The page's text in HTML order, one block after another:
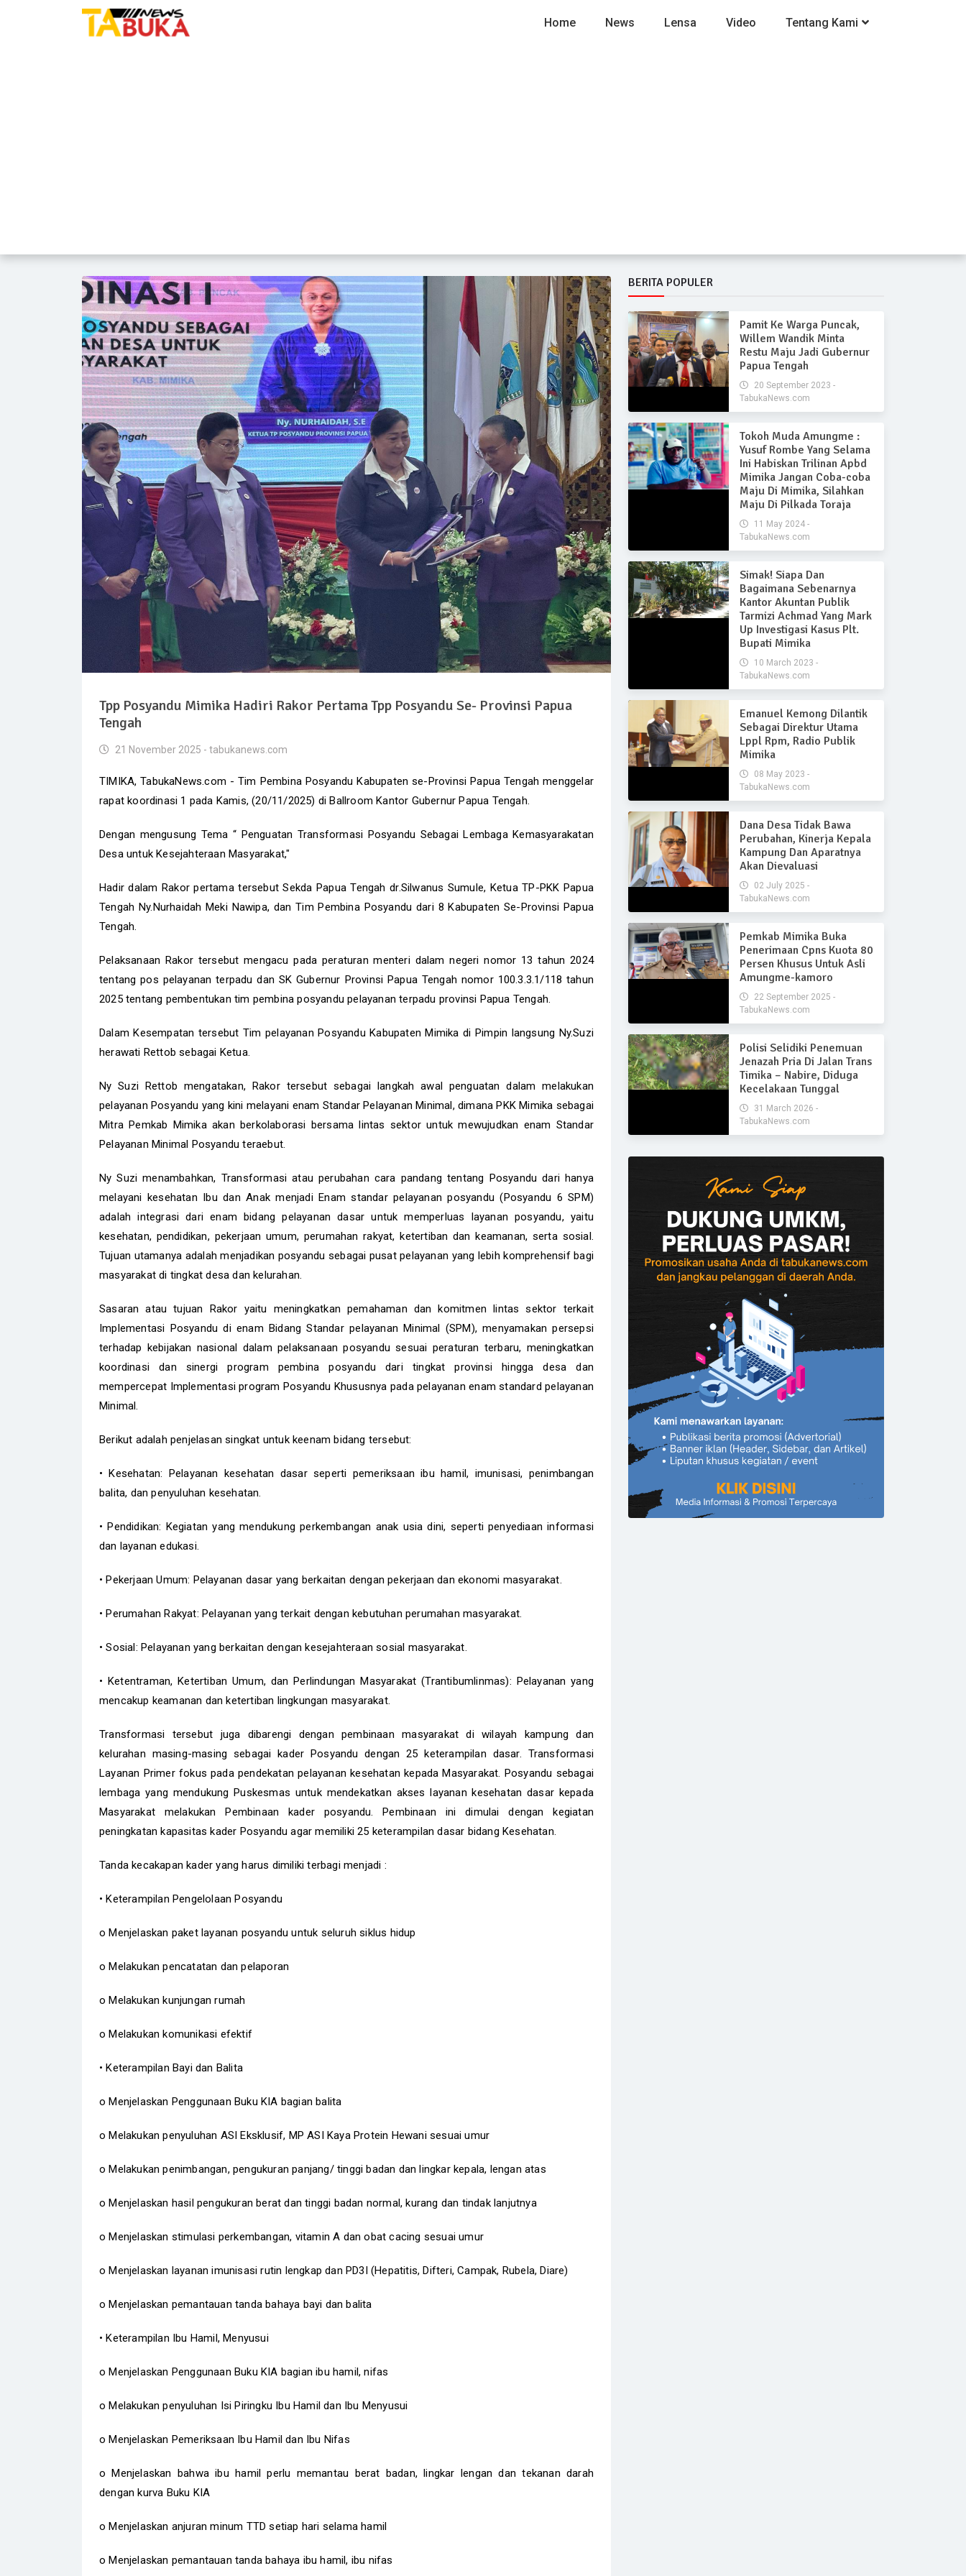
Home News Lensa Video Tentang Kami
Tpp Posyandu Mimika Hadiri Rakor Pertama Tpp Posyandu Se- Provinsi Papua
Tengah
21 November 2025 - tabukanews.com
TIMIKA, TabukaNews.com - Tim Pembina Posyandu Kabupaten se-Provinsi Papua Tengah menggelar
rapat koordinasi 1 pada Kamis, (20/11/2025) di Ballroom Kantor Gubernur Papua Tengah.
Dengan mengusung Tema “ Penguatan Transformasi Posyandu Sebagai Lembaga Kemasyarakatan
Desa untuk Kesejahteraan Masyarakat,"
Hadir dalam Rakor pertama tersebut Sekda Papua Tengah dr.Silwanus Sumule, Ketua TP-PKK Papua
Tengah Ny.Nurhaidah Meki Nawipa, dan Tim Pembina Posyandu dari 8 Kabupaten Se-Provinsi Papua
Tengah.
Pelaksanaan Rakor tersebut mengacu pada peraturan menteri dalam negeri nomor 13 tahun 2024
tentang pos pelayanan terpadu dan SK Gubernur Provinsi Papua Tengah nomor 100.3.3.1/118 tahun
2025 tentang pembentukan tim pembina posyandu pelayanan terpadu provinsi Papua Tengah.
Dalam Kesempatan tersebut Tim pelayanan Posyandu Kabupaten Mimika di Pimpin langsung Ny.Suzi
herawati Rettob sebagai Ketua.
Ny Suzi Rettob mengatakan, Rakor tersebut sebagai langkah awal penguatan dalam melakukan
pelayanan Posyandu yang kini melayani enam Standar Pelayanan Minimal, dimana PKK Mimika sebagai
Mitra Pemkab Mimika akan berkolaborasi bersama lintas sektor untuk mewujudkan enam Standar
Pelayanan Minimal Posyandu teraebut.
Ny Suzi menambahkan, Transformasi atau perubahan cara pandang tentang Posyandu dari hanya
melayani kesehatan Ibu dan Anak menjadi Enam standar pelayanan posyandu (Posyandu 6 SPM)
adalah integrasi dari enam bidang pelayanan dasar untuk memperluas layanan posyandu, yaitu
kesehatan, pendidikan, pekerjaan umum, perumahan rakyat, ketertiban dan keamanan, serta sosial.
Tujuan utamanya adalah menjadikan posyandu sebagai pusat pelayanan yang lebih komprehensif bagi
masyarakat di tingkat desa dan kelurahan.
Sasaran atau tujuan Rakor yaitu meningkatkan pemahaman dan komitmen lintas sektor terkait
Implementasi Posyandu di enam Bidang Standar pelayanan Minimal (SPM), menyamakan persepsi
terhadap kebijakan nasional dalam pelaksanaan posyandu sesuai peraturan terbaru, meningkatkan
koordinasi dan sinergi program pembina posyandu dari tingkat provinsi hingga desa dan
mempercepat Implementasi program Posyandu Khususnya pada pelayanan enam standard pelayanan
Minimal.
Berikut adalah penjelasan singkat untuk keenam bidang tersebut:
• Kesehatan: Pelayanan kesehatan dasar seperti pemeriksaan ibu hamil, imunisasi, penimbangan
balita, dan penyuluhan kesehatan.
• Pendidikan: Kegiatan yang mendukung perkembangan anak usia dini, seperti penyediaan informasi
dan layanan edukasi.
• Pekerjaan Umum: Pelayanan dasar yang berkaitan dengan pekerjaan dan ekonomi masyarakat.
• Perumahan Rakyat: Pelayanan yang terkait dengan kebutuhan perumahan masyarakat.
• Sosial: Pelayanan yang berkaitan dengan kesejahteraan sosial masyarakat.
• Ketentraman, Ketertiban Umum, dan Perlindungan Masyarakat (Trantibumlinmas): Pelayanan yang
mencakup keamanan dan ketertiban lingkungan masyarakat.
Transformasi tersebut juga dibarengi dengan pembinaan masyarakat di wilayah kampung dan
kelurahan masing-masing sebagai kader Posyandu dengan 25 keterampilan dasar. Transformasi
Layanan Primer fokus pada pendekatan pelayanan kesehatan kepada Masyarakat. Posyandu sebagai
lembaga yang mendukung Puskesmas untuk mendekatkan akses layanan kesehatan dasar kepada
Masyarakat melakukan Pembinaan kader posyandu. Pembinaan ini dimulai dengan kegiatan
peningkatan kapasitas kader Posyandu agar memiliki 25 keterampilan dasar bidang Kesehatan.
Tanda kecakapan kader yang harus dimiliki terbagi menjadi :
• Keterampilan Pengelolaan Posyandu
o Menjelaskan paket layanan posyandu untuk seluruh siklus hidup
o Melakukan pencatatan dan pelaporan
o Melakukan kunjungan rumah
o Melakukan komunikasi efektif
• Keterampilan Bayi dan Balita
o Menjelaskan Penggunaan Buku KIA bagian balita
o Melakukan penyuluhan ASI Eksklusif, MP ASI Kaya Protein Hewani sesuai umur
o Melakukan penimbangan, pengukuran panjang/ tinggi badan dan lingkar kepala, lengan atas
o Menjelaskan hasil pengukuran berat dan tinggi badan normal, kurang dan tindak lanjutnya
o Menjelaskan stimulasi perkembangan, vitamin A dan obat cacing sesuai umur
o Menjelaskan layanan imunisasi rutin lengkap dan PD3I (Hepatitis, Difteri, Campak, Rubela, Diare)
o Menjelaskan pemantauan tanda bahaya bayi dan balita
• Keterampilan Ibu Hamil, Menyusui
o Menjelaskan Penggunaan Buku KIA bagian ibu hamil, nifas
o Melakukan penyuluhan Isi Piringku Ibu Hamil dan Ibu Menyusui
o Menjelaskan Pemeriksaan Ibu Hamil dan Ibu Nifas
o Menjelaskan bahwa ibu hamil perlu memantau berat badan, lingkar lengan dan tekanan darah
dengan kurva Buku KIA
o Menjelaskan anjuran minum TTD setiap hari selama hamil
o Menjelaskan pemantauan tanda bahaya ibu hamil, ibu nifas
BERITA POPULER
Pamit Ke Warga Puncak,
Willem Wandik Minta
Restu Maju Jadi Gubernur
Papua Tengah
20 September 2023 -
TabukaNews.com
Tokoh Muda Amungme :
Yusuf Rombe Yang Selama
Ini Habiskan Trilinan Apbd
Mimika Jangan Coba-coba
Maju Di Mimika, Silahkan
Maju Di Pilkada Toraja
11 May 2024 -
TabukaNews.com
Simak! Siapa Dan
Bagaimana Sebenarnya
Kantor Akuntan Publik
Tarmizi Achmad Yang Mark
Up Investigasi Kasus Plt.
Bupati Mimika
10 March 2023 -
TabukaNews.com
Emanuel Kemong Dilantik
Sebagai Direktur Utama
Lppl Rpm, Radio Publik
Mimika
08 May 2023 -
TabukaNews.com
Dana Desa Tidak Bawa
Perubahan, Kinerja Kepala
Kampung Dan Aparatnya
Akan Dievaluasi
02 July 2025 -
TabukaNews.com
Pemkab Mimika Buka
Penerimaan Cpns Kuota 80
Persen Khusus Untuk Asli
Amungme-kamoro
22 September 2025 -
TabukaNews.com
Polisi Selidiki Penemuan
Jenazah Pria Di Jalan Trans
Timika – Nabire, Diduga
Kecelakaan Tunggal
31 March 2026 -
TabukaNews.com